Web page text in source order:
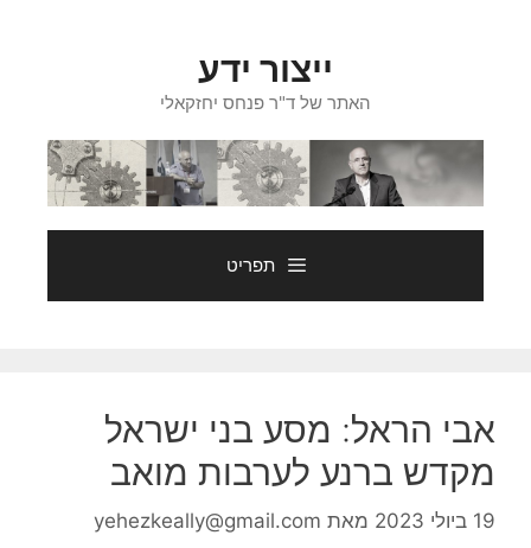
ייצור ידע
האתר של ד"ר פנחס יחזקאלי
תפריט
אבי הראל: מסע בני ישראל
מקדש ברנע לערבות מואב
19 ביולי 2023 מאת yehezkeally@gmail.com